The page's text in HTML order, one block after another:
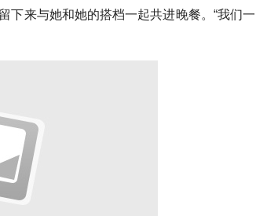
下来与她和她的搭档一起共进晚餐。“我们一